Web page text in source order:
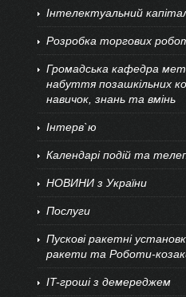
Інтелектуальний
Розробка торгових
Громадська кафедра
набуття позашкільних
навичок, знань та вмінь
Інтерв`ю
Календарі подій та
НОВИНИ з України
Послуги
Пускові ракетні
ракети та Роботи-
IT-гроші з демереджем